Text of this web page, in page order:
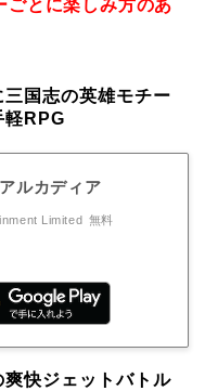
ごとに楽しみ方のあ
国志の英雄モチー
軽RPG
ルカディア
Limited 無料
快ジェットバトル